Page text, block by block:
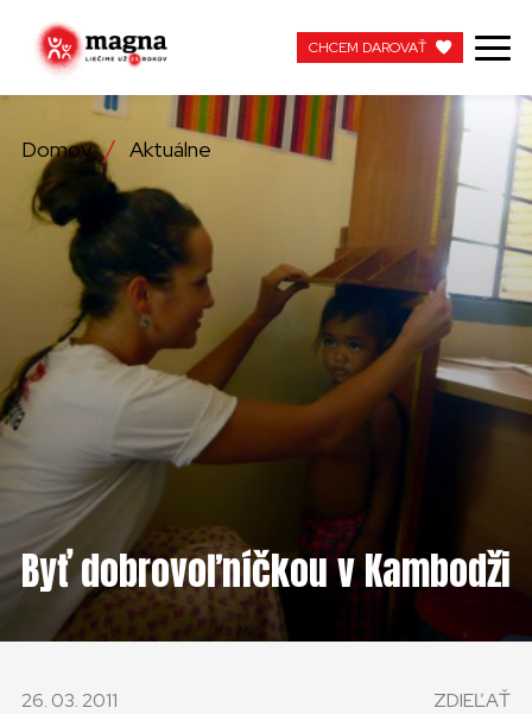
CHCEM DAROVAŤ
NAŠA PRÁCA
O NÁS
AKTUÁLNE
ZAPOJTE SA
APOTEKA + PINAKOTEKA
PRACUJTE S NAMI
KONTAKT
SLOVENSKO
CHCEM DAROVAŤ
Domov Aktuálne
Byť dobrovoľníčkou v Kambodži
26. 03. 2011 ZDIEĽAŤ